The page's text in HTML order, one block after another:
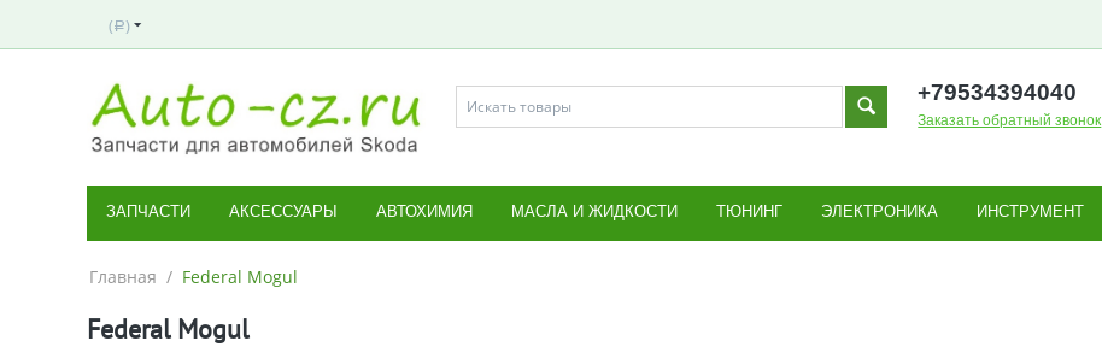
( Р )
+79534394040
Заказать обратный звонок
ЗАПЧАСТИ АКСЕССУАРЫ АВТОХИМИЯ МАСЛА И ЖИДКОСТИ ТЮНИНГ ЭЛЕКТРОНИКА ИНСТРУМЕНТ
Главная / Federal Mogul
Federal Mogul